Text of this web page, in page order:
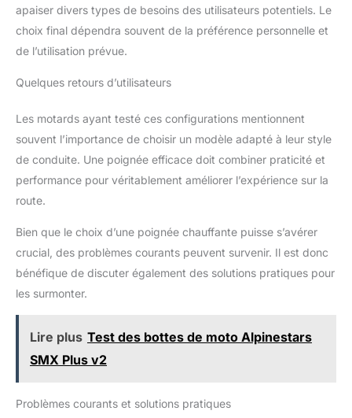
apaiser divers types de besoins des utilisateurs potentiels. Le
choix final dépendra souvent de la préférence personnelle et
de l’utilisation prévue.
Quelques retours d’utilisateurs
Les motards ayant testé ces configurations mentionnent
souvent l’importance de choisir un modèle adapté à leur style
de conduite. Une poignée efficace doit combiner praticité et
performance pour véritablement améliorer l’expérience sur la
route.
Bien que le choix d’une poignée chauffante puisse s’avérer
crucial, des problèmes courants peuvent survenir. Il est donc
bénéfique de discuter également des solutions pratiques pour
les surmonter.
Lire plus Test des bottes de moto Alpinestars
SMX Plus v2
Problèmes courants et solutions pratiques